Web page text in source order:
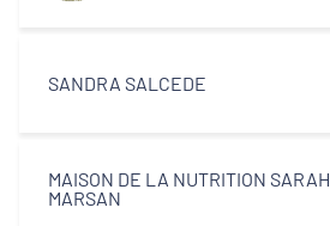
SANDRA SALCEDE
MAISON DE LA NUTRITION SARAH
MARSAN